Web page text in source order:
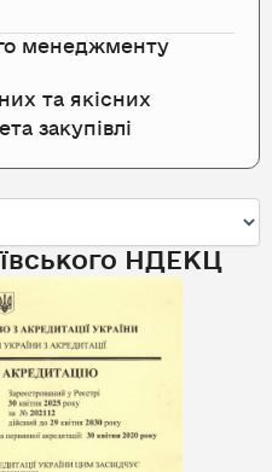
менеджменту
та якісних
закупівлі
НДЕКЦ